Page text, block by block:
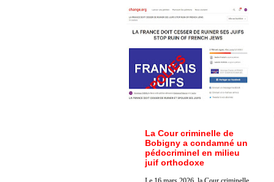
La Cour criminelle de
Bobigny a condamné un
pédocriminel en milieu
juif orthodoxe